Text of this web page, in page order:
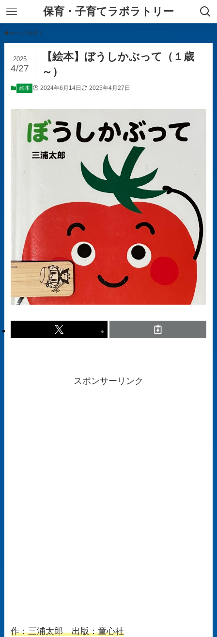
保育・子育てラボラトリー
ホーム 絵本
【絵本】ぼうしかぶって（１歳
～）
2025
4/27
絵本 2024年6月14日 2025年4月27日
スポンサーリンク
作：三浦太郎 出版：童心社